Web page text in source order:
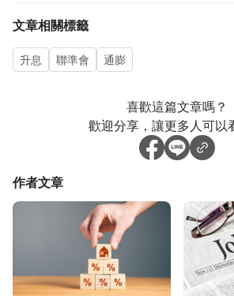
文章相關標籤
升息 聯準會 通膨
喜歡這篇文章嗎？
歡迎分享，讓更多人可以
作者文章